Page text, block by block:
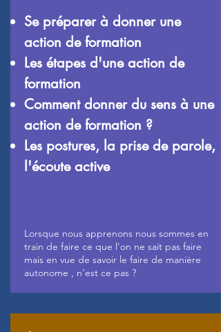
Se préparer à donner une
action de formation
Les étapes d'une action de
formation
Comment donner du sens à une
action de formation ?
Les postures, la prise de parole,
l'écoute active
Lorsque nous apprenons nous sommes en
train de faire ce que l'on ne sait pas faire
mais en vue de savoir le faire de manière
autonome , n'est ce pas ?